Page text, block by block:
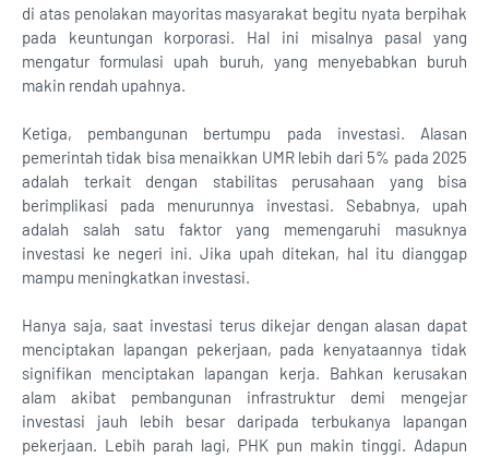
di atas penolakan mayoritas masyarakat begitu nyata berpihak
pada keuntungan korporasi. Hal ini misalnya pasal yang
mengatur formulasi upah buruh, yang menyebabkan buruh
makin rendah upahnya.
Ketiga, pembangunan bertumpu pada investasi. Alasan
pemerintah tidak bisa menaikkan UMR lebih dari 5% pada 2025
adalah terkait dengan stabilitas perusahaan yang bisa
berimplikasi pada menurunnya investasi. Sebabnya, upah
adalah salah satu faktor yang memengaruhi masuknya
investasi ke negeri ini. Jika upah ditekan, hal itu dianggap
mampu meningkatkan investasi.
Hanya saja, saat investasi terus dikejar dengan alasan dapat
menciptakan lapangan pekerjaan, pada kenyataannya tidak
signifikan menciptakan lapangan kerja. Bahkan kerusakan
alam akibat pembangunan infrastruktur demi mengejar
investasi jauh lebih besar daripada terbukanya lapangan
pekerjaan. Lebih parah lagi, PHK pun makin tinggi. Adapun